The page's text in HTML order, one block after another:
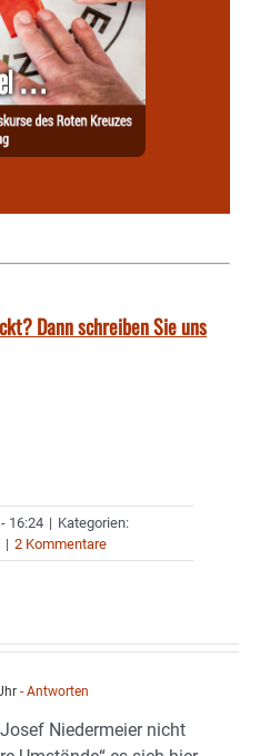
Dann schreiben Sie uns
16:24 | Kategorien:
| 2 Kommentare
- Antworten
Niedermeier nicht